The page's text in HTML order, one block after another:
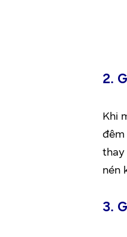
2.
Khi
đêm
thay
nén
3.